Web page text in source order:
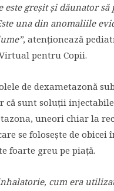
este greșit și dăunator
una din anomaliile
, atenționează
pentru Copii.
de dexametazonă
că sunt soluții
uneori chiar la
se folosește de obicei
foarte greu pe piață.
cum era